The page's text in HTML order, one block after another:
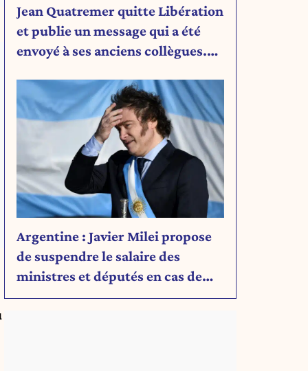
Jean Quatremer quitte Libération
et publie un message qui a été
envoyé à ses anciens collègues.
Argentine : Javier Milei propose
de suspendre le salaire des
ministres et députés en cas de
déficit budgétaire